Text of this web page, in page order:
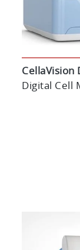
CellaVision
Digital Cell